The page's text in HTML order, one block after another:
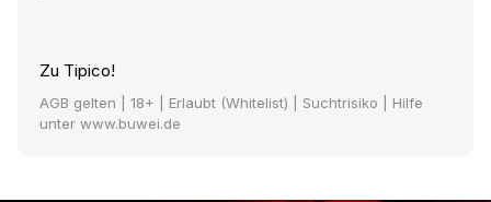
Zu Tipico!
AGB gelten | 18+ | Erlaubt (Whitelist) | Suchtrisiko | Hilfe
unter www.buwei.de